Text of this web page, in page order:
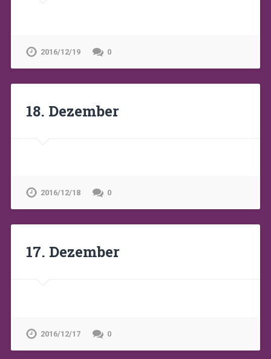
2016/12/19 0
18. Dezember
2016/12/18 0
17. Dezember
2016/12/17 0